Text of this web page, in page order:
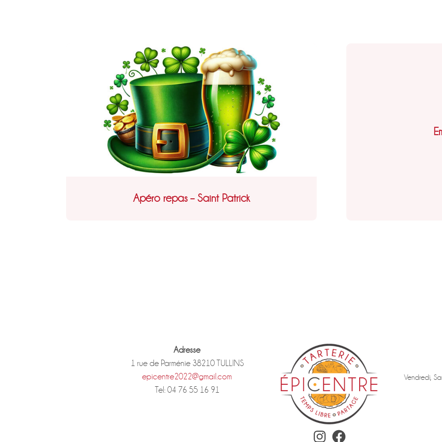
Apéro repas – Saint Patrick
Adresse
1 rue de Parménie 38210 TULLINS
epicentre2022@gmail.com
Tel: 04 76 55 16 91
Instagram Facebook
Vendredi,